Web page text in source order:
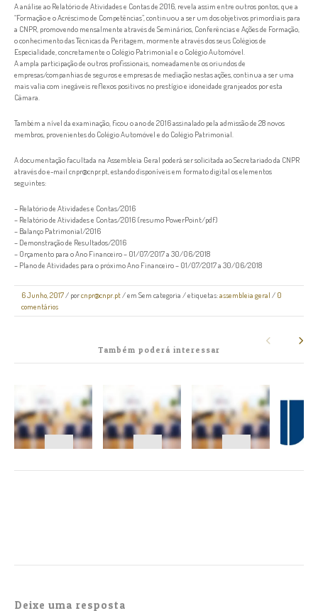
A análise ao Relatório de Atividades e Contas de 2016, revela assim entre outros pontos, que a
“Formação e o Acréscimo de Competências”, continuou a ser um dos objetivos primordiais para
a CNPR, promovendo mensalmente através de Seminários, Conferências e Ações de Formação,
o conhecimento das Técnicas da Peritagem, mormente através dos seus Colégios de
Especialidade, concretamente o Colégio Patrimonial e o Colégio Automóvel.
A ampla participação de outros profissionais, nomeadamente os oriundos de
empresas/companhias de seguros e empresas de mediação nestas ações, continua a ser uma
mais valia com inegáveis reflexos positivos no prestígio e idoneidade granjeados por esta
Câmara.
Também a nível da examinação, ficou o ano de 2016 assinalado pela admissão de 28 novos
membros, provenientes do Colégio Automóvel e do Colégio Patrimonial.
A documentação facultada na Assembleia Geral poderá ser solicitada ao Secretariado da CNPR
através do e-mail cnpr@cnpr.pt, estando disponíveis em formato digital os elementos
seguintes:
– Relatório de Atividades e Contas/2016
– Relatório de Atividades e Contas/2016 (resumo PowerPoint/pdf)
– Balanço Patrimonial/2016
– Demonstração de Resultados/2016
– Orçamento para o Ano Financeiro – 01/07/2017 a 30/06/2018
– Plano de Atividades para o próximo Ano Financeiro – 01/07/2017 a 30/06/2018
6 Junho, 2017/ porcnpr@cnpr.pt/ em Sem categoria / etiquetas:assembleia geral / 0
comentários
Também poderá interessar
Deixe uma resposta